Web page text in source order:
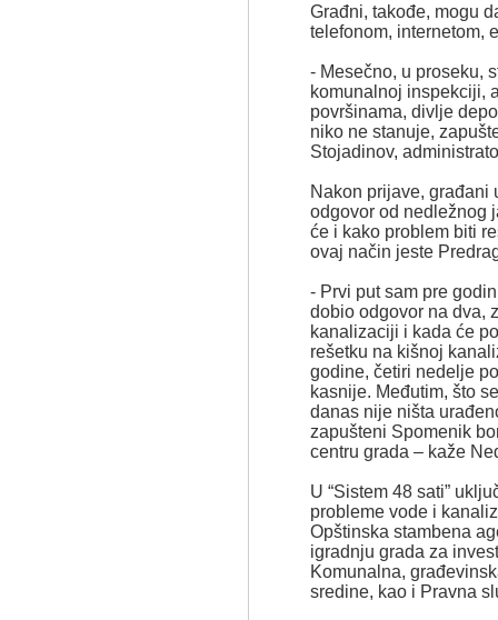
Građni, takođe, mogu
telefonom, internetom,
- Mesečno, u proseku,
komunalnoj inspekciji,
površinama, divlje
niko ne stanuje,
Stojadinov,
Nakon prijave, građani
odgovor od nedležnog
će i kako problem biti
ovaj način jeste
- Prvi put sam pre
dobio odgovor na dva,
kanalizaciji i kada će
rešetku na kišnoj
godine, četiri nedelje
kasnije. Međutim, što
danas nije ništa
zapušteni Spomenik
centru grada – kaže
U “Sistem 48 sati”
probleme vode i
Opštinska stambena
igradnju grada za
Komunalna,
sredine, kao i Pravna